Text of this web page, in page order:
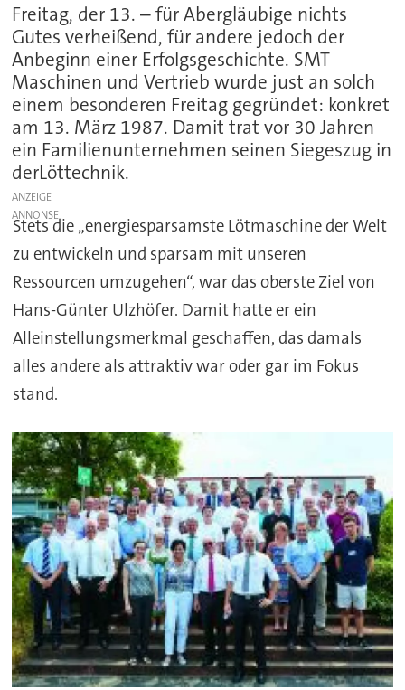
Freitag, der 13. – für Abergläubige nichts
Gutes verheißend, für andere jedoch der
Anbeginn einer Erfolgsgeschichte. SMT
Maschinen und Vertrieb wurde just an solch
einem besonderen Freitag gegründet: konkret
am 13. März 1987. Damit trat vor 30 Jahren
ein Familienunternehmen seinen Siegeszug in
derLöttechnik.
ANZEIGE
Stets die „energiesparsamste Lötmaschine der Welt
zu entwickeln und sparsam mit unseren
Ressourcen umzugehen“, war das oberste Ziel von
Hans-Günter Ulzhöfer. Damit hatte er ein
Alleinstellungsmerkmal geschaffen, das damals
alles andere als attraktiv war oder gar im Fokus
stand.